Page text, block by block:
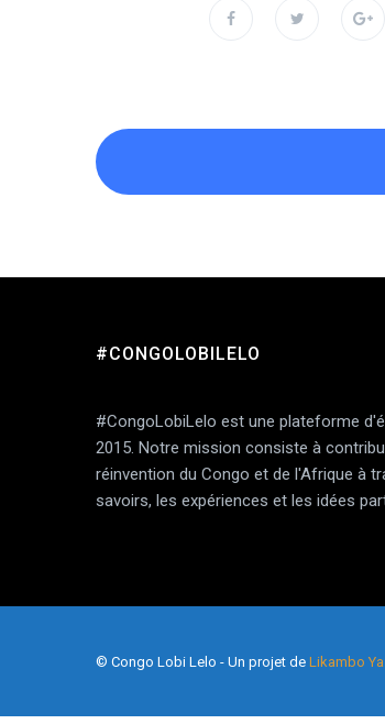
#CONGOLOBILELO
#CongoLobiLelo est une plateforme
2015. Notre mission consiste à
réinvention du Congo et de l'Afrique à
savoirs, les expériences et les idées
© Congo Lobi Lelo - Un projet de Likambo